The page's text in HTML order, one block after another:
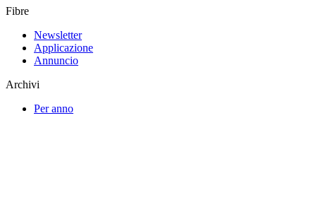
Fibre
Newsletter
Applicazione
Annuncio
Archivi
Per anno